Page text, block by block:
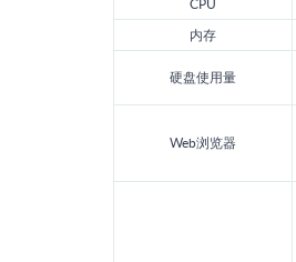
内存
硬盘使用量
Web浏览器